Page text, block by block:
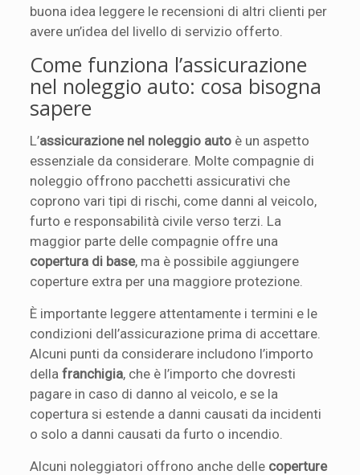
buona idea leggere le recensioni di altri clienti per
avere un’idea del livello di servizio offerto.
Come funziona l’assicurazione
nel noleggio auto: cosa bisogna
sapere
L’assicurazione nel noleggio auto è un aspetto
essenziale da considerare. Molte compagnie di
noleggio offrono pacchetti assicurativi che
coprono vari tipi di rischi, come danni al veicolo,
furto e responsabilità civile verso terzi. La
maggior parte delle compagnie offre una
copertura di base, ma è possibile aggiungere
coperture extra per una maggiore protezione.
È importante leggere attentamente i termini e le
condizioni dell’assicurazione prima di accettare.
Alcuni punti da considerare includono l’importo
dellafranchigia, che è l’importo che dovresti
pagare in caso di danno al veicolo, e se la
copertura si estende a danni causati da incidenti
o solo a danni causati da furto o incendio.
Alcuni noleggiatori offrono anche delle coperture